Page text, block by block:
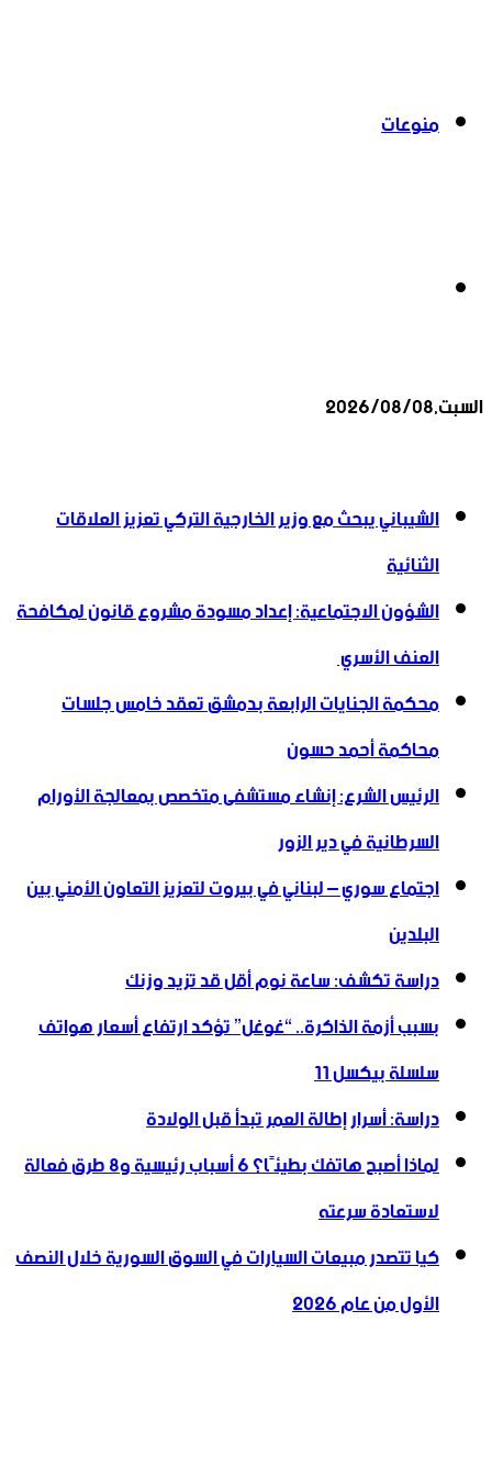
منوعات
السبت,2026/08/08
الشيباني يبحث مع وزير الخارجية التركي تعزيز العلاقات
الثنائية
الشؤون الاجتماعية: إعداد مسودة مشروع قانون لمكافحة
العنف الأسري ‏
محكمة الجنايات الرابعة بدمشق تعقد خامس جلسات
محاكمة أحمد حسون
الرئيس الشرع: إنشاء ‌‏مستشفى متخصص بمعالجة الأورام
السرطانية في دير الزور
اجتماع سوري – لبناني في بيروت لتعزيز التعاون ‏الأمني ‏بين
البلدين
دراسة تكشف: ساعة نوم أقل قد تزيد وزنك
بسبب أزمة الذاكرة.. “غوغل” تؤكد ارتفاع أسعار هواتف
سلسلة بيكسل 11
دراسة: أسرار إطالة العمر تبدأ قبل الولادة
لماذا أصبح هاتفك بطيئًا؟ 6 أسباب رئيسية و8 طرق فعالة
لاستعادة سرعته
كيا تتصدر مبيعات السيارات في السوق السورية خلال النصف
الأول من عام 2026